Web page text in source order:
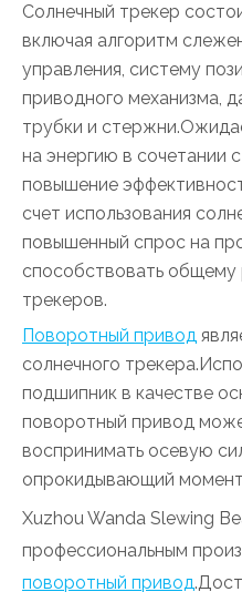
Солнечный трекер
включая алгоритм
управления, систему
приводного механизма,
трубки и
на энергию в сочетании
повышение
счет использования
повышенный спрос на
способствовать общему
трекеров.
Поворотный привод
солнечного
подшипник в качестве
поворотный привод
воспринимать осевую
опрокидывающий
Xuzhou Wanda Slewing
профессиональным
поворотный привод